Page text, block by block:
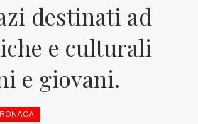
destinati ad
e culturali
e giovani.